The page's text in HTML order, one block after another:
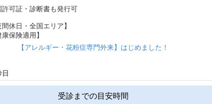
許可証・診断書も発行可
間休日・全国エリア】
康保険適用】
【アレルギー・花粉症専門外来】はじめました！
受診までの目安時間